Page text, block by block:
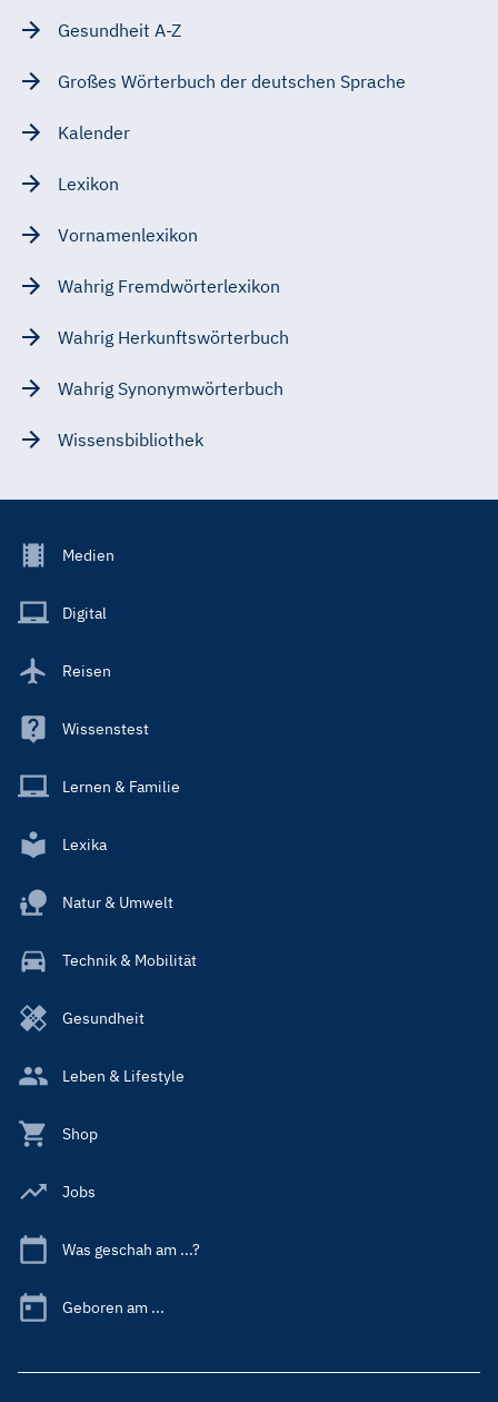
Gesundheit A-Z
Großes Wörterbuch der deutschen Sprache
Kalender
Lexikon
Vornamenlexikon
Wahrig Fremdwörterlexikon
Wahrig Herkunftswörterbuch
Wahrig Synonymwörterbuch
Wissensbibliothek
Footer
Main
Medien
Digital
Reisen
Wissenstest
Lernen & Familie
Lexika
Natur & Umwelt
Technik & Mobilität
Gesundheit
Leben & Lifestyle
Shop
Jobs
Was geschah am ...?
Geboren am ...